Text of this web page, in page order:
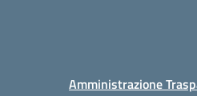
Amministrazione